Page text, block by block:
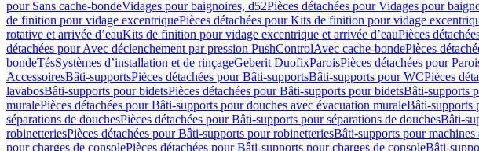
pour Sans cache-bondeVidages pour baignoires, d52Pièces détachées pour Vidages pour
de finition pour vidage excentriquePièces détachées pour Kits de finition pour vidage
rotative et arrivée d’eauKits de finition pour vidage excentrique et arrivée d’eauPièces
détachées pour Avec déclenchement par pression PushControlAvec cache-bondePièces
bondeTésSystèmes d’installation et de rinçageGeberit DuofixParoisPièces détachées pour
AccessoiresBâti-supportsPièces détachées pour Bâti-supportsBâti-supports pour WCPièces
lavabosBâti-supports pour bidetsPièces détachées pour Bâti-supports pour bidetsBâti-supports
muralePièces détachées pour Bâti-supports pour douches avec évacuation muraleBâti-supports
séparations de douchesPièces détachées pour Bâti-supports pour séparations de douchesBâti-
robinetteriesPièces détachées pour Bâti-supports pour robinetteriesBâti-supports pour
pour charges de consolePièces détachées pour Bâti-supports pour charges de consoleBâti-